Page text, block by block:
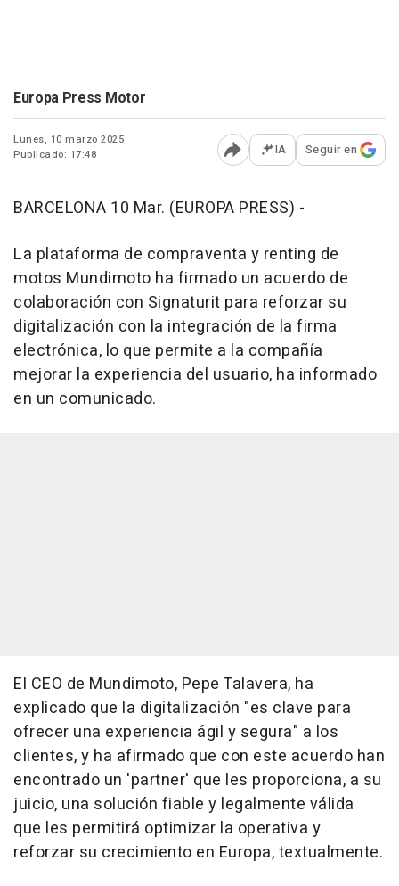
Europa Press Motor
Lunes, 10 marzo 2025
Publicado: 17:48
Abrir opciones para
IA Seguir en
BARCELONA 10 Mar. (EUROPA PRESS) -
La plataforma de compraventa y renting de
motos Mundimoto ha firmado un acuerdo de
colaboración con Signaturit para reforzar su
digitalización con la integración de la firma
electrónica, lo que permite a la compañía
mejorar la experiencia del usuario, ha informado
en un comunicado.
El CEO de Mundimoto, Pepe Talavera, ha
explicado que la digitalización "es clave para
ofrecer una experiencia ágil y segura" a los
clientes, y ha afirmado que con este acuerdo han
encontrado un 'partner' que les proporciona, a su
juicio, una solución fiable y legalmente válida
que les permitirá optimizar la operativa y
reforzar su crecimiento en Europa, textualmente.